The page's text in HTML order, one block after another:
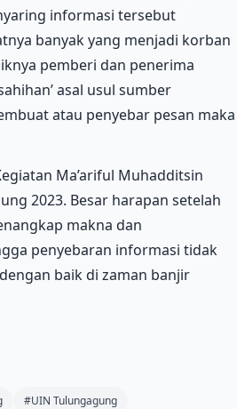
informasi tersebut
banyak yang menjadi korban
pemberi dan penerima
asal usul sumber
atau penyebar pesan maka
Ma’ariful Muhadditsin
2023. Besar harapan setelah
makna dan
penyebaran informasi tidak
baik di zaman banjir
#UIN Tulungagung